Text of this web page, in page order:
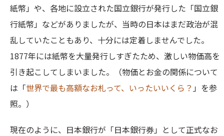
紙幣」や、各地に設立された国立銀行が発行した「国立銀
行紙幣」などがありましたが、当時の日本はまだ政治が混
乱していたこともあり、十分には定着しませんでした。
1877年には紙幣を大量発行しすぎたため、激しい物価高を
引き起こしてしまいました。（物価とお金の関係について
は「世界で最も高額なお札って、いったいいくら？ 」を参
照。）
現在のように、日本銀行が「日本銀行券」として正式なお